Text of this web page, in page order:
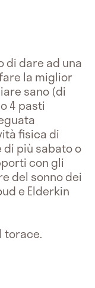
di dare ad una
la miglior
sano (di
4 pasti
fisica di
più sabato o
con gli
del sonno dei
e Elderkin
torace.